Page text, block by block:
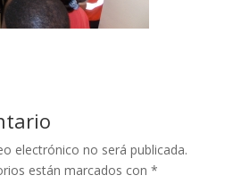
electrónico no será publicada.
están marcados con *